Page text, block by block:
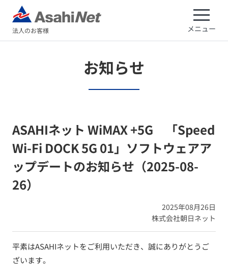
法人のお客様 メニュー
お知らせ
ASAHIネット WiMAX +5G 「Speed
Wi-Fi DOCK 5G 01」ソフトウェアア
ップデートのお知らせ（2025-08-
26）
2025年08月26日
株式会社朝日ネット
平素はASAHIネットをご利用いただき、誠にありがとうご
ざいます。